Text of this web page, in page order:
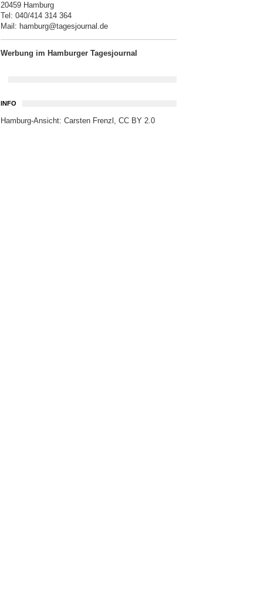
20459 Hamburg
Tel: 040/414 314 364
Mail: hamburg@tagesjournal.de
Werbung im Hamburger Tagesjournal
INFO
Hamburg-Ansicht: Carsten Frenzl , CC BY 2.0